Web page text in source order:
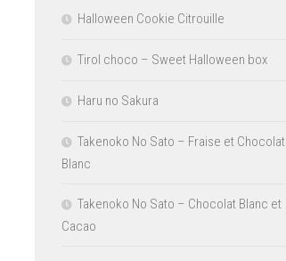
Halloween Cookie Citrouille
Tirol choco – Sweet Halloween box
Haru no Sakura
Takenoko No Sato – Fraise et Chocolat
Blanc
Takenoko No Sato – Chocolat Blanc et
Cacao